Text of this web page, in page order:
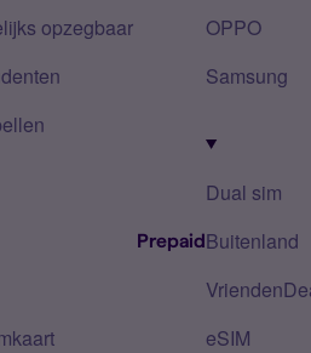
opzegbaar
Prepaid
OPPO
Samsung
Dual sim
Buitenland
eSIM